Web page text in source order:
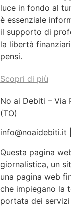
luce in fondo al
è essenziale
il supporto di
la libertà
pensi.
Scopri di più
No ai Debiti – Via
(TO)
info@noaidebiti.it
Questa pagina
giornalistica, un
una pagina web
che impiegano la
portata dei